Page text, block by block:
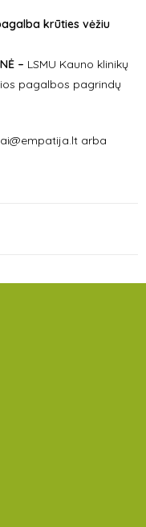
krūties vėžiu
– LSMU Kauno klinikų
pagalbos pagrindų
arba